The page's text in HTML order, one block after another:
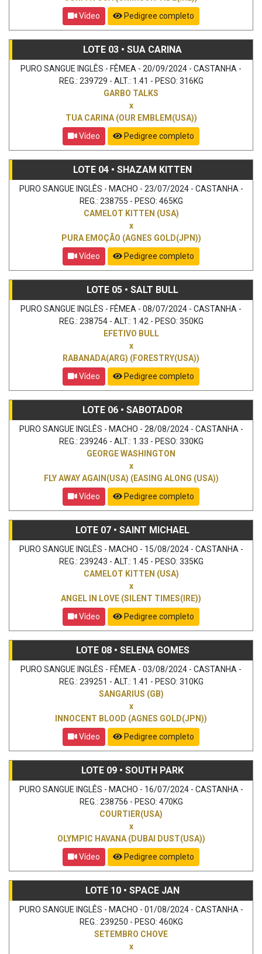
Vídeo
Pedigree completo
LOTE 03 • SUA CARINA
PURO SANGUE INGLÊS - FÊMEA - 20/09/2024 - CASTANHA -
REG.: 239729 - ALT.: 1.41 - PESO: 316KG
GARBO TALKS
x
TUA CARINA (OUR EMBLEM(USA))
Vídeo
Pedigree completo
LOTE 04 • SHAZAM KITTEN
PURO SANGUE INGLÊS - MACHO - 23/07/2024 - CASTANHA -
REG.: 238755 - PESO: 465KG
CAMELOT KITTEN (USA)
x
PURA EMOÇÃO (AGNES GOLD(JPN))
Vídeo
Pedigree completo
LOTE 05 • SALT BULL
PURO SANGUE INGLÊS - FÊMEA - 08/07/2024 - CASTANHA -
REG.: 238754 - ALT.: 1.42 - PESO: 350KG
EFETIVO BULL
x
RABANADA(ARG) (FORESTRY(USA))
Vídeo
Pedigree completo
LOTE 06 • SABOTADOR
PURO SANGUE INGLÊS - MACHO - 28/08/2024 - CASTANHA -
REG.: 239246 - ALT.: 1.33 - PESO: 330KG
GEORGE WASHINGTON
x
FLY AWAY AGAIN(USA) (EASING ALONG (USA))
Vídeo
Pedigree completo
LOTE 07 • SAINT MICHAEL
PURO SANGUE INGLÊS - MACHO - 15/08/2024 - CASTANHA -
REG.: 239243 - ALT.: 1.45 - PESO: 335KG
CAMELOT KITTEN (USA)
x
ANGEL IN LOVE (SILENT TIMES(IRE))
Vídeo
Pedigree completo
LOTE 08 • SELENA GOMES
PURO SANGUE INGLÊS - FÊMEA - 03/08/2024 - CASTANHA -
REG.: 239251 - ALT.: 1.41 - PESO: 310KG
SANGARIUS (GB)
x
INNOCENT BLOOD (AGNES GOLD(JPN))
Vídeo
Pedigree completo
LOTE 09 • SOUTH PARK
PURO SANGUE INGLÊS - MACHO - 16/07/2024 - CASTANHA -
REG.: 238756 - PESO: 470KG
COURTIER(USA)
x
OLYMPIC HAVANA (DUBAI DUST(USA))
Vídeo
Pedigree completo
LOTE 10 • SPACE JAN
PURO SANGUE INGLÊS - MACHO - 01/08/2024 - CASTANHA -
REG.: 239250 - PESO: 460KG
SETEMBRO CHOVE
x